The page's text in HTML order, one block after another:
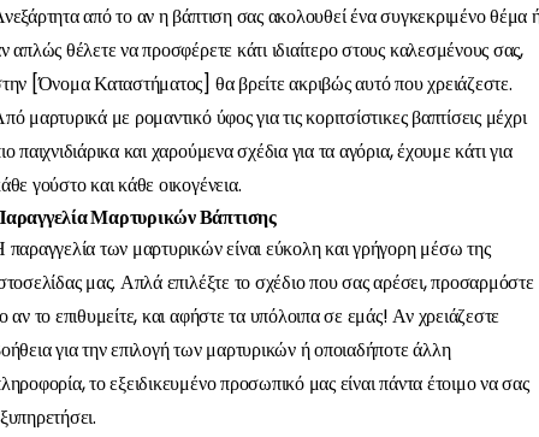
από το αν η βάπτιση σας ακολουθεί ένα συγκεκριμένο θέμα
απλώς θέλετε να προσφέρετε κάτι ιδιαίτερο στους καλεσμένους σας,
[Όνομα Καταστήματος] θα βρείτε ακριβώς αυτό που χρειάζεστε.
μαρτυρικά με ρομαντικό ύφος για τις κοριτσίστικες βαπτίσεις μέχρι
παιχνιδιάρικα και χαρούμενα σχέδια για τα αγόρια, έχουμε κάτι για
γούστο και κάθε οικογένεια.
Μαρτυρικών Βάπτισης
παραγγελία των μαρτυρικών είναι εύκολη και γρήγορη μέσω της
μας. Απλά επιλέξτε το σχέδιο που σας αρέσει, προσαρμόστε
αν το επιθυμείτε, και αφήστε τα υπόλοιπα σε εμάς! Αν χρειάζεστε
για την επιλογή των μαρτυρικών ή οποιαδήποτε άλλη
το εξειδικευμένο προσωπικό μας είναι πάντα έτοιμο να σας